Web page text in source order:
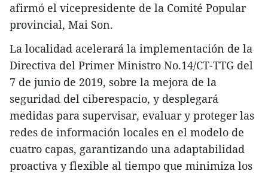
afirmó el vicepresidente de la Comité Popular
provincial, Mai Son.
La localidad acelerará la implementación de la
Directiva del Primer Ministro No.14/CT-TTG del
7 de junio de 2019, sobre la mejora de la
seguridad del ciberespacio, y desplegará
medidas para supervisar, evaluar y proteger las
redes de información locales en el modelo de
cuatro capas, garantizando una adaptabilidad
proactiva y flexible al tiempo que minimiza los